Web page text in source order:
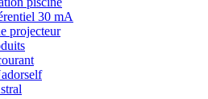
30 mA
projecteur